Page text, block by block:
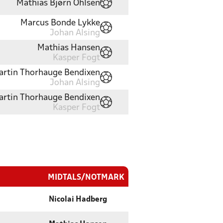
Mathias Bjørn Ohlsen
Marcus Bonde Lykke
Johan Alsing
Mathias Hansen
Kasper Fogt
Thorhauge Bendixen
Johan Alsing
Thorhauge Bendixen
Kasper Fogt
MIDTALS/NOTMARK
Nicolai Hadberg